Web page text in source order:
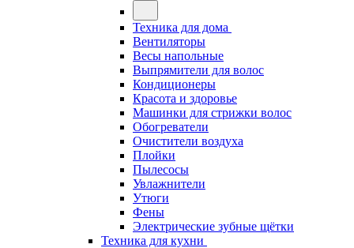
Техника для дома
Вентиляторы
Весы напольные
Выпрямители для волос
Кондиционеры
Красота и здоровье
Машинки для стрижки волос
Обогреватели
Очистители воздуха
Плойки
Пылесосы
Увлажнители
Утюги
Фены
Электрические зубные щётки
Техника для кухни